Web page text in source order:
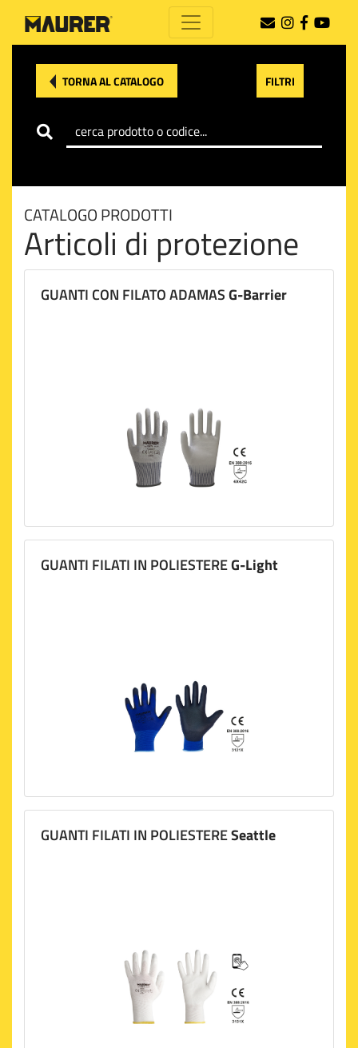
TORNA AL CATALOGO FILTRI
CATALOGO PRODOTTI
Articoli di protezione
GUANTI CON FILATO ADAMASG-Barrier
GUANTI FILATI IN POLIESTEREG-Light
GUANTI FILATI IN POLIESTERESeattle